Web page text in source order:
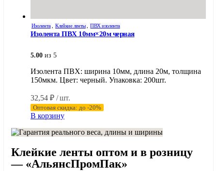
Изолента , Клейкие ленты, ПВХ изолента
Изолента ПВХ 10мм×20м черная
5.00 из 5
Изолента ПВХ: ширина 10мм, длина 20м, толщина
150мкм. Цвет: черный. Упаковка: 200шт.
32,54 ₽ / шт.
Оптовая скидка: до -20%
В корзину
Клейкие ленты оптом и в розницу
— «АльянсПромПак»